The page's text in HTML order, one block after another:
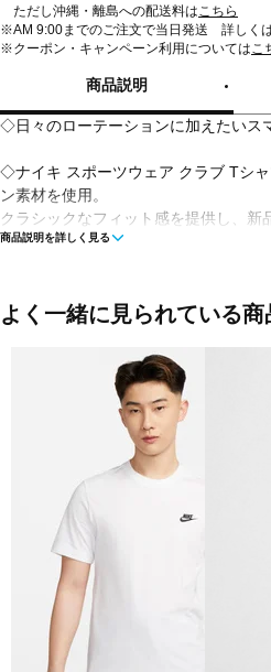
ただし沖縄・離島への配送料はこちら
※AM 9:00までのご注文で当日発送 詳しく
※クーポン・キャンペーン利用についてはこ
商品説明
◇日々のローテーションに加えたいス
◇ナイキ スポーツウェア クラブ Tシ
ン素材を使用。
クラシックなフィット感を提供し、新
です。
■素材：本体：綿 100％
■生産国：中国 マレーシア ベトナム
■2025 Spring モデル
■メーカー型番：AR4999013,
商品説明を詳しく見る
よく一緒に見られている商